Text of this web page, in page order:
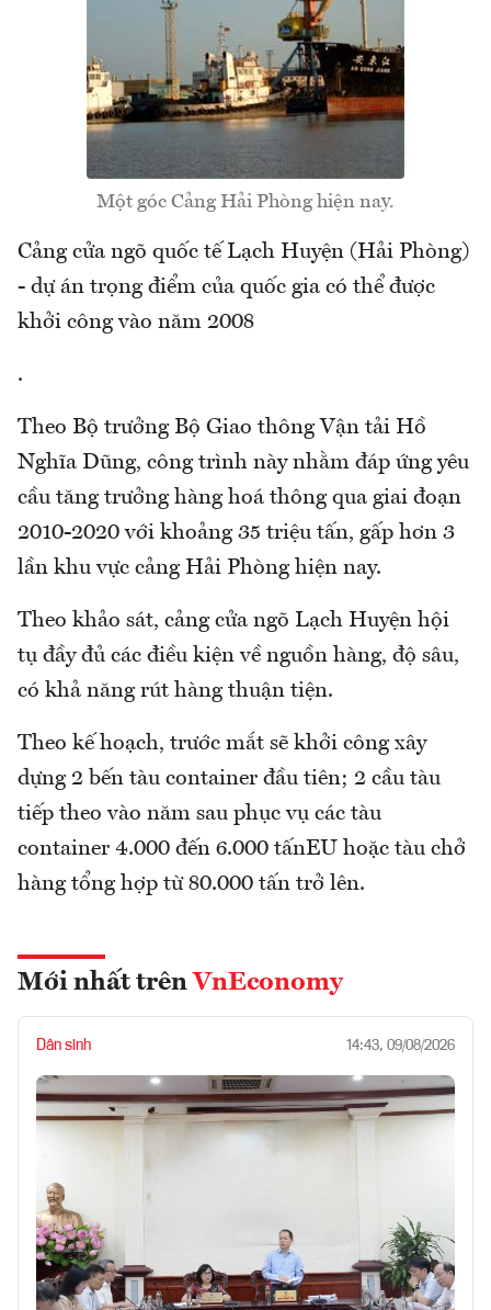
Một góc Cảng Hải Phòng hiện nay.
Cảng cửa ngõ quốc tế Lạch Huyện (Hải Phòng)
- dự án trọng điểm của quốc gia có thể được
khởi công vào năm 2008
.
Theo Bộ trưởng Bộ Giao thông Vận tải Hồ
Nghĩa Dũng, công trình này nhằm đáp ứng yêu
cầu tăng trưởng hàng hoá thông qua giai đoạn
2010-2020 với khoảng 35 triệu tấn, gấp hơn 3
lần khu vực cảng Hải Phòng hiện nay.
Theo khảo sát, cảng cửa ngõ Lạch Huyện hội
tụ đầy đủ các điều kiện về nguồn hàng, độ sâu,
có khả năng rút hàng thuận tiện.
Theo kế hoạch, trước mắt sẽ khởi công xây
dựng 2 bến tàu container đầu tiên; 2 cầu tàu
tiếp theo vào năm sau phục vụ các tàu
container 4.000 đến 6.000 tấnEU hoặc tàu chở
hàng tổng hợp từ 80.000 tấn trở lên.
Mới nhất trên VnEconomy
Dân sinh 14:43, 09/08/2026